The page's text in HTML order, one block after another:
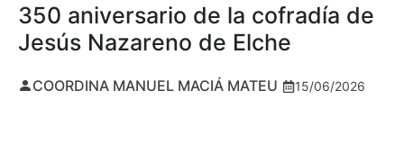
350 aniversario de la cofradía de
Jesús Nazareno de Elche
COORDINA MANUEL MACIÁ MATEU 15/06/2026